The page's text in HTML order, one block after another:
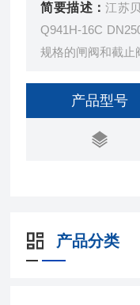
简要描述：江苏
Q941H-16C
规格的闸阀和截止
一种重要的阀类
泛应用。它的关闭
阀杆转动，实现
产品型号
产品分类